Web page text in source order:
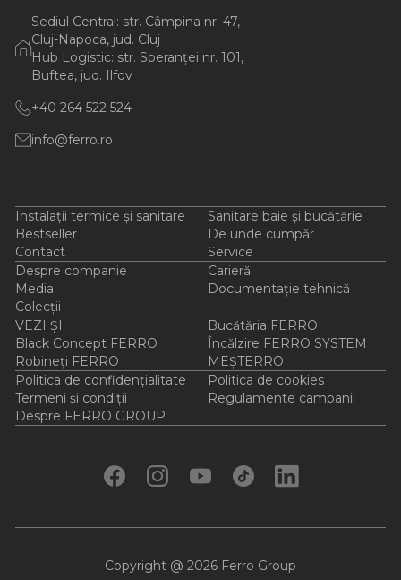
Sediul Central: str. Câmpina nr. 47,
Cluj-Napoca, jud. Cluj
Hub Logistic: str. Speranței nr. 101,
Buftea, jud. Ilfov
+40 264 522 524
info@ferro.ro
Instalații termice și sanitare
Sanitare baie și bucătărie
Bestseller
De unde cumpăr
Contact
Service
Despre companie
Carieră
Media
Documentație tehnică
Colecții
VEZI ȘI:
Bucătăria FERRO
Black Concept FERRO
Încălzire FERRO SYSTEM
Robineți FERRO
MEȘTERRO
Politica de confidențialitate
Politica de cookies
Termeni și condiții
Regulamente campanii
Despre FERRO GROUP
Copyright @ 2026 Ferro Group